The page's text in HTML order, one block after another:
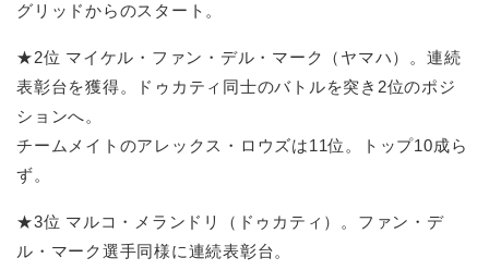
グリッドからのスタート。
★2位 マイケル・ファン・デル・マーク（ヤマハ）。連続
表彰台を獲得。ドゥカティ同士のバトルを突き2位のポジ
ションへ。
チームメイトのアレックス・ロウズは11位。トップ10成ら
ず。
★3位 マルコ・メランドリ（ドゥカティ）。ファン・デ
ル・マーク選手同様に連続表彰台。